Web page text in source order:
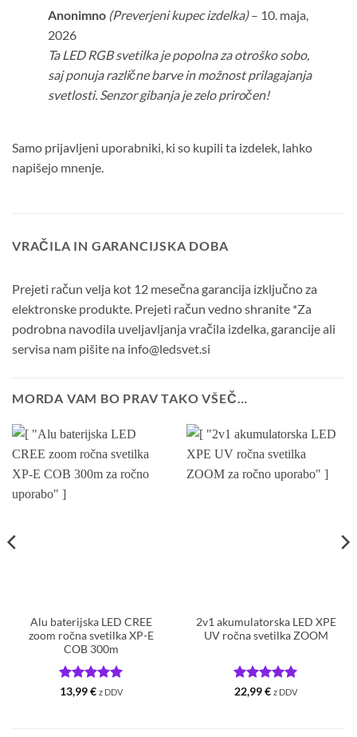
Ocenjeno5
od 5
Anonimno (Preverjeni kupec izdelka) – 10. maja,
2026
Ta LED RGB svetilka je popolna za otroško sobo,
saj ponuja različne barve in možnost prilagajanja
svetlosti. Senzor gibanja je zelo priročen!
Samo prijavljeni uporabniki, ki so kupili ta izdelek, lahko
napišejo mnenje.
VRAČILA IN GARANCIJSKA DOBA
Prejeti račun velja kot 12 mesečna garancija izključno za
elektronske produkte. Prejeti račun vedno shranite *Za
podrobna navodila uveljavljanja vračila izdelka, garancije ali
servisa nam pišite na info@ledsvet.si
MORDA VAM BO PRAV TAKO VŠEČ…
Alu baterijska LED CREE
zoom ročna svetilka XP-E
COB 300m
Ocenjeno5
13,99€ z DDV
2v1 akumulatorska LED XPE
UV ročna svetilka ZOOM
Ocenjeno5
22,99€ z DDV